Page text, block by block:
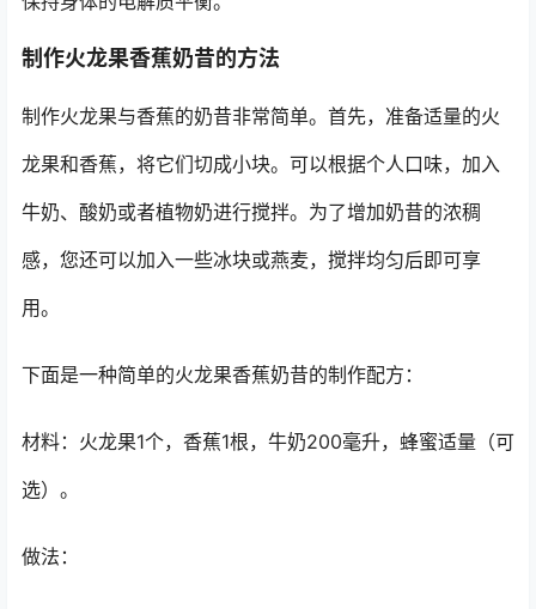
制作火龙果香蕉奶昔的方法
制作火龙果与香蕉的奶昔非常简单。首先，准备适量的火
龙果和香蕉，将它们切成小块。可以根据个人口味，加入
牛奶、酸奶或者植物奶进行搅拌。为了增加奶昔的浓稠
感，您还可以加入一些冰块或燕麦，搅拌均匀后即可享
用。
下面是一种简单的火龙果香蕉奶昔的制作配方：
材料：火龙果1个，香蕉1根，牛奶200毫升，蜂蜜适量（可
选）。
做法：